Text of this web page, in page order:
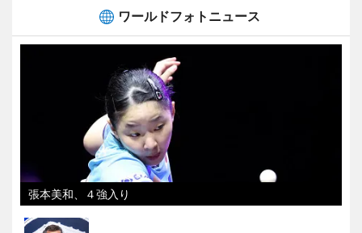
ワールドフォトニュース
張本美和、４強入り